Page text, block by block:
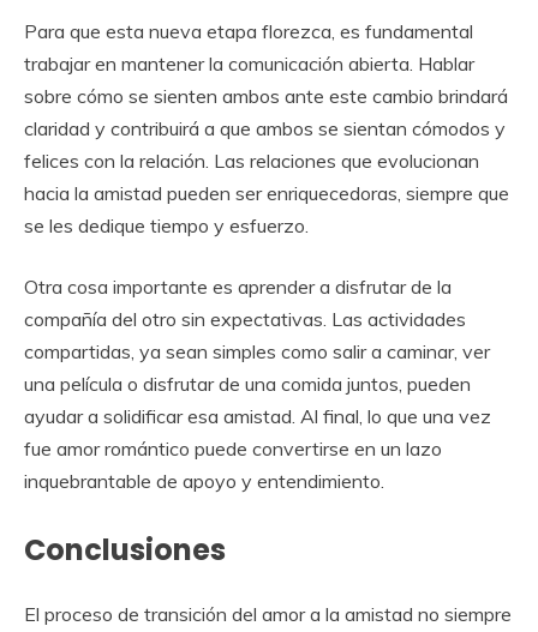
Para que esta nueva etapa florezca, es fundamental
trabajar en mantener la comunicación abierta. Hablar
sobre cómo se sienten ambos ante este cambio brindará
claridad y contribuirá a que ambos se sientan cómodos y
felices con la relación. Las relaciones que evolucionan
hacia la amistad pueden ser enriquecedoras, siempre que
se les dedique tiempo y esfuerzo.
Otra cosa importante es aprender a disfrutar de la
compañía del otro sin expectativas. Las actividades
compartidas, ya sean simples como salir a caminar, ver
una película o disfrutar de una comida juntos, pueden
ayudar a solidificar esa amistad. Al final, lo que una vez
fue amor romántico puede convertirse en un lazo
inquebrantable de apoyo y entendimiento.
Conclusiones
El proceso de transición del amor a la amistad no siempre